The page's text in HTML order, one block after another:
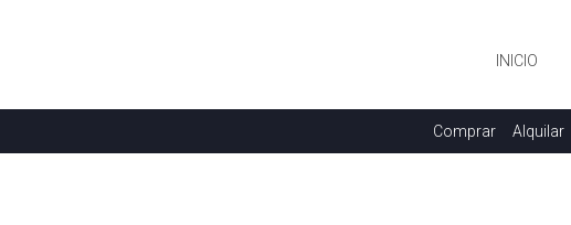
INICIO
Comprar Alquilar